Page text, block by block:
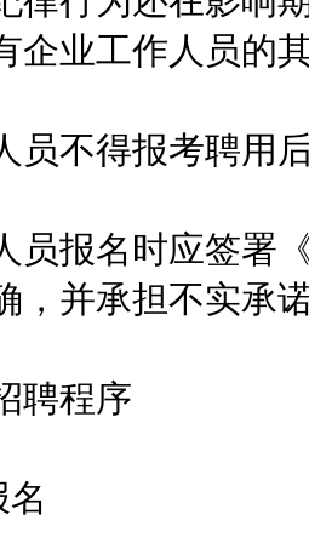
企业工作人员的
不得报考聘用后
报名时应签署《
，并承担不实承
程序